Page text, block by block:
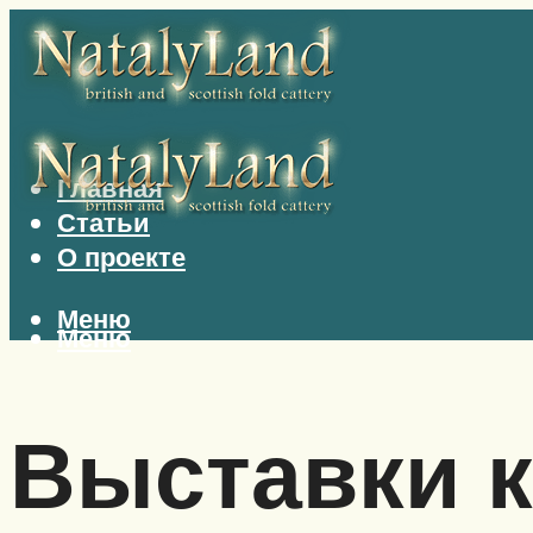
Главная
Статьи
О проекте
Меню
Меню
Выставки